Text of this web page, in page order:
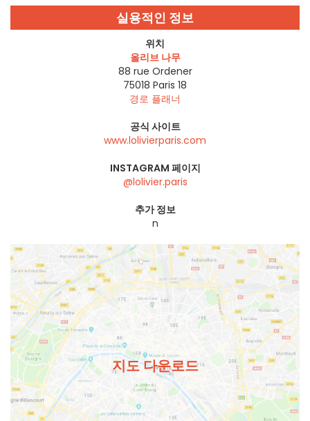
실용적인 정보
위치
올리브 나무
88 rue Ordener
75018 Paris 18
경로 플래너
공식 사이트
www.lolivierparis.com
INSTAGRAM 페이지
@lolivier.paris
추가 정보
n
지도 다운로드